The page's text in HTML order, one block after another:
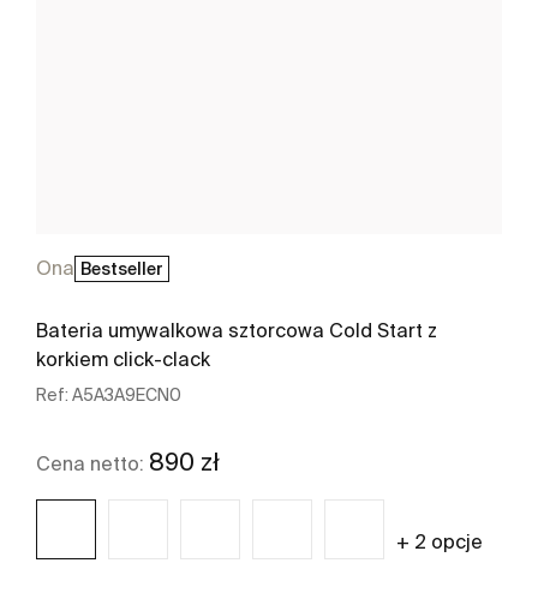
Ona Bestseller
Bateria umywalkowa sztorcowa Cold Start z
korkiem click-clack
Ref: A5A3A9ECN0
Cena netto: 890 zł
+ 2 opcje